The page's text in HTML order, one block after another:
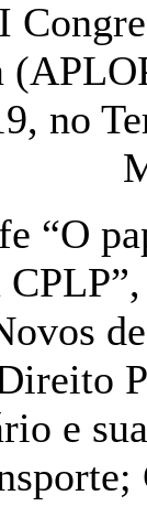
no
“O
e